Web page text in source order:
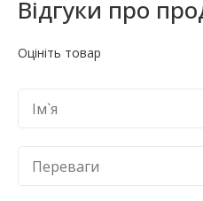
Відгуки про
Оцініть товар